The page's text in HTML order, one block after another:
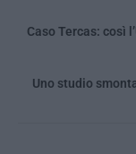
Caso Tercas: così
Uno studio